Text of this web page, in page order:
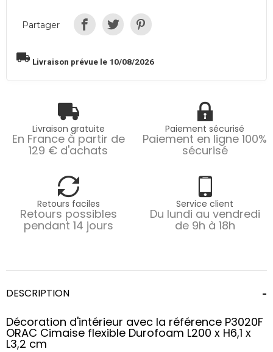
Partager
local_shipping Livraison prévue le 10/08/2026
Livraison gratuite
En France à partir de
129 € d'achats
Paiement sécurisé
Paiement en ligne 100%
sécurisé
Retours faciles
Retours possibles
pendant 14 jours
Service client
Du lundi au vendredi
de 9h à 18h
DESCRIPTION
Décoration d'intérieur avec la référence P3020F
ORAC Cimaise flexible Durofoam L200 x H6,1 x
L3,2 cm